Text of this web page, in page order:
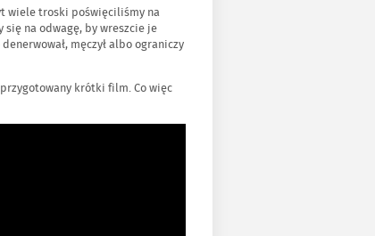
wiele troski poświęciliśmy na
na odwagę, by wreszcie je
męczył albo ograniczy
krótki film. Co więc